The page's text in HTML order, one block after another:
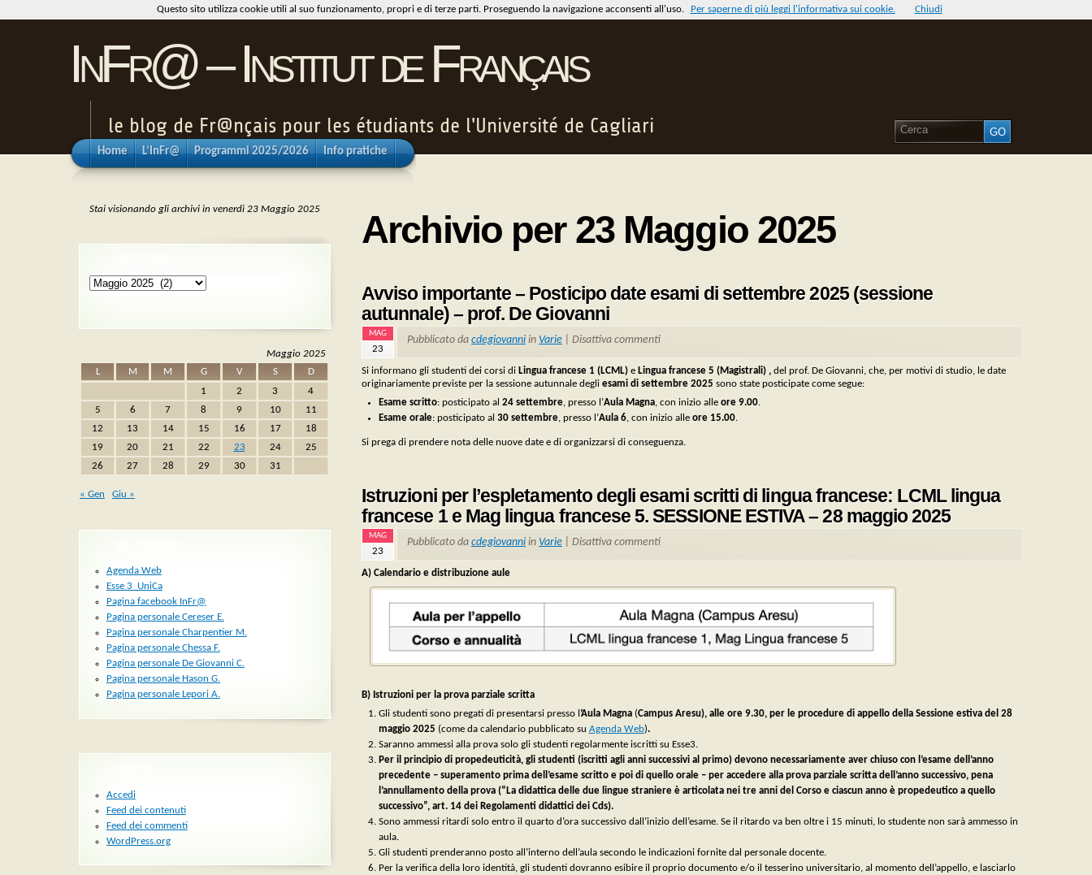
InFr@ – Institut de Français
le blog de Fr@nçais pour les étudiants de l'Université de Cagliari
Home L’InFr@ Programmi 2025/2026 Info pratiche
Archivio per 23 Maggio 2025
Avviso importante – Posticipo date esami di settembre 2025 (sessione
autunnale) – prof. De Giovanni
MAG
23
Pubblicato da cdegiovanni in Varie Disattiva commenti
Si informano gli studenti dei corsi di Lingua francese 1 (LCML) e Lingua francese 5 (Magistrali) , del prof. De Giovanni, che, per motivi di studio, le date
originariamente previste per la sessione autunnale degli esami di settembre 2025 sono state posticipate come segue:
Esame scritto: posticipato al 24 settembre, presso l’Aula Magna, con inizio alle ore 9.00.
Esame orale: posticipato al 30 settembre, presso l’Aula 6, con inizio alle ore 15.00.
Si prega di prendere nota delle nuove date e di organizzarsi di conseguenza.
Istruzioni per l’espletamento degli esami scritti di lingua francese: LCML lingua
francese 1 e Mag lingua francese 5. SESSIONE ESTIVA – 28 maggio 2025
MAG
23
Pubblicato da cdegiovanni in Varie Disattiva commenti
A) Calendario e distribuzione aule
B) Istruzioni per la prova parziale scritta
Gli studenti sono pregati di presentarsi presso l ’Aula Magna (Campus Aresu), alle ore 9.30, per le procedure di appello della Sessione estiva del 28
maggio 2025 (come da calendario pubblicato su Agenda Web).
Saranno ammessi alla prova solo gli studenti regolarmente iscritti su Esse3.
Per il principio di propedeuticità, gli studenti (iscritti agli anni successivi al primo) devono necessariamente aver chiuso con l’esame dell’anno
precedente – superamento prima dell’esame scritto e poi di quello orale – per accedere alla prova parziale scritta dell’anno successivo, pena
l’annullamento della prova (“La didattica delle due lingue straniere è articolata nei tre anni del Corso e ciascun anno è propedeutico a quello
successivo”, art. 14 dei Regolamenti didattici dei Cds).
Sono ammessi ritardi solo entro il quarto d’ora successivo dall’inizio dell’esame. Se il ritardo va ben oltre i 15 minuti, lo studente non sarà ammesso in
aula.
Gli studenti prenderanno posto all’interno dell’aula secondo le indicazioni fornite dal personale docente.
Per la verifica della loro identità, gli studenti dovranno esibire il proprio documento e/o il tesserino universitario, al momento dell’appello, e lasciarlo
Stai visionando gli archivi in venerdì 23 Maggio 2025
Archivi
Maggio 2025
L
M M G V S
D
1
2 3
4
5
6 7 8 9 10
11
12
13 14 15 16 17
18
19
20 21 22 23 24
25
26
27 28 29 30 31
« Gen Giu »
Agenda Web
Esse 3_UniCa
Pagina facebook InFr@
Pagina personale Cereser E.
Pagina personale Charpentier M.
Pagina personale Chessa F.
Pagina personale De Giovanni C.
Pagina personale Hason G.
Pagina personale Lepori A.
Accedi
Feed dei contenuti
Feed dei commenti
WordPress.org
Questo sito utilizza cookie utili al suo funzionamento, propri e di terze parti. Proseguendo la navigazione acconsenti all'uso. Per saperne di più leggi l'informativa sui cookie. Chiudi